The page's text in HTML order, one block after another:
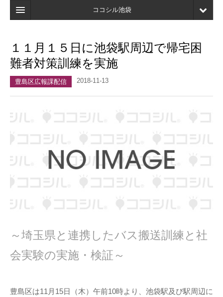
ココシル池袋
検索
店舗・施設最新情報
マイページ
１１月１５日に池袋駅周辺で帰宅困
難者対策訓練を実施
豊島区広報課配信 2018-11-13
～埼玉県と連携したバス搬送訓練と社
会実験の実施・検証～
豊島区は11月15日（木）午前10時より、池袋駅及び駅周辺に